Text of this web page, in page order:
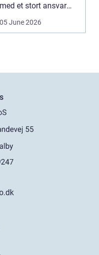
med et stort ansvar
midt i sorgen.
05 June 2026